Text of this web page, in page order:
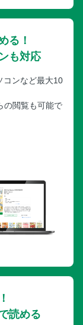
る！
も対応
コンなど最大10
の閲覧も可能で
読める